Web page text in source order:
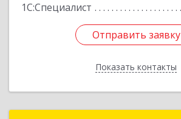
1С:Специалист
Отправить заявку
Показать контакты
Отправить заявку
Назад